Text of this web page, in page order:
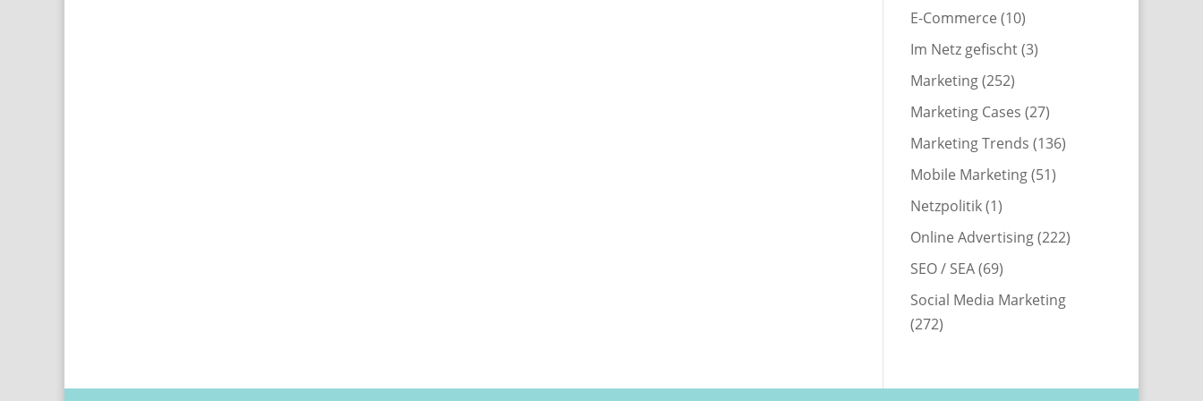
E-Commerce (10)
Im Netz gefischt(3)
Marketing(252)
Marketing Cases (27)
Marketing Trends (136)
Mobile Marketing(51)
Netzpolitik(1)
Online Advertising(222)
SEO / SEA(69)
Social Media Marketing
(272)